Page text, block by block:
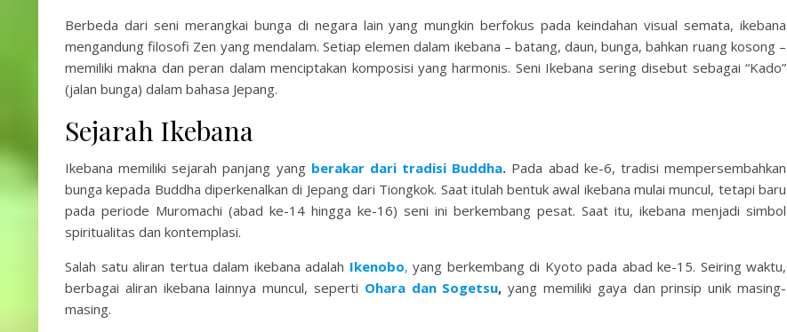
Berbeda dari seni merangkai bunga di negara lain yang mungkin berfokus pada keindahan visual semata, ikebana
mengandung filosofi Zen yang mendalam. Setiap elemen dalam ikebana – batang, daun, bunga, bahkan ruang kosong –
memiliki makna dan peran dalam menciptakan komposisi yang harmonis. Seni Ikebana sering disebut sebagai “Kado”
(jalan bunga) dalam bahasa Jepang.
Sejarah Ikebana
Ikebana memiliki sejarah panjang yang berakar dari tradisi Buddha. Pada abad ke-6, tradisi mempersembahkan
bunga kepada Buddha diperkenalkan di Jepang dari Tiongkok. Saat itulah bentuk awal ikebana mulai muncul, tetapi baru
pada periode Muromachi (abad ke-14 hingga ke-16) seni ini berkembang pesat. Saat itu, ikebana menjadi simbol
spiritualitas dan kontemplasi.
Salah satu aliran tertua dalam ikebana adalah Ikenobo, yang berkembang di Kyoto pada abad ke-15. Seiring waktu,
berbagai aliran ikebana lainnya muncul, seperti Ohara dan Sogetsu, yang memiliki gaya dan prinsip unik masing-
masing.